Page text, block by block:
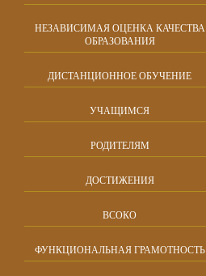
НЕЗАВИСИМАЯ ОЦЕНКА КАЧЕСТВА
ОБРАЗОВАНИЯ
ДИСТАНЦИОННОЕ ОБУЧЕНИЕ
УЧАЩИМСЯ
РОДИТЕЛЯМ
ДОСТИЖЕНИЯ
ВСОКО
ФУНКЦИОНАЛЬНАЯ ГРАМОТНОСТЬ